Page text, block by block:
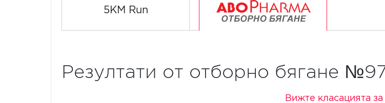
5KM Run
Резултати от отборно бягане
Вижте класацията